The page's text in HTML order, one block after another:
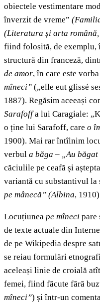
obiectele vestimentare
înverzit de vreme”
(Literatura și arta română,
fiind folosită, de exemplu,
structură din franceză,
de amor, în care este
mîneci” („elle eut glissé
1887). Regăsim aceeași
Sarafoffa lui Caragiale:
o ține lui Sarafoff, care o
1900). Mai rar întîlnim
verbul a băga – „Au băgat
căciulile pe ceafă și
variantă cu substantivul la
pe mânecă” (Albina,
Locuțiunea pe mîneci pare
de texte actuale din
de pe Wikipedia despre
se reiau formulări
aceleași linie de croială
femei, fiind făcute fără
mîneci”) și într-un